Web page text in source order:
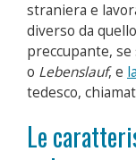
straniera e
diverso da
preccupante,
o Lebenslauf, e
tedesco,
Le